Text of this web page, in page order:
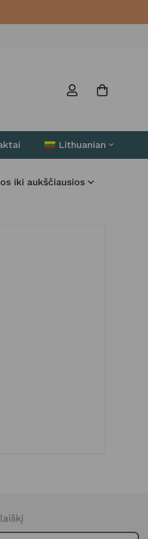
Lithuanian
iki aukščiausios